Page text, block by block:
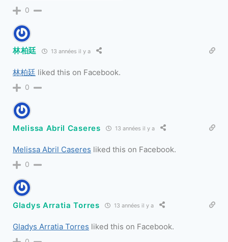
0
林柏廷 13 années il y a
林柏廷 liked this on Facebook.
0
Melissa Abril Caseres 13 années il y a
Melissa Abril Caseres liked this on Facebook.
0
Gladys Arratia Torres 13 années il y a
Gladys Arratia Torres liked this on Facebook.